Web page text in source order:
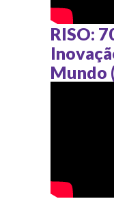
RISO:
Mundo